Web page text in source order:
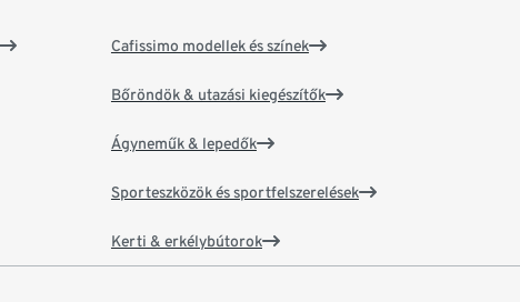
Cafissimo modellek és színek
Bőröndök & utazási kiegészítők
Ágyneműk & lepedők
Sporteszközök és sportfelszerelések
Kerti & erkélybútorok